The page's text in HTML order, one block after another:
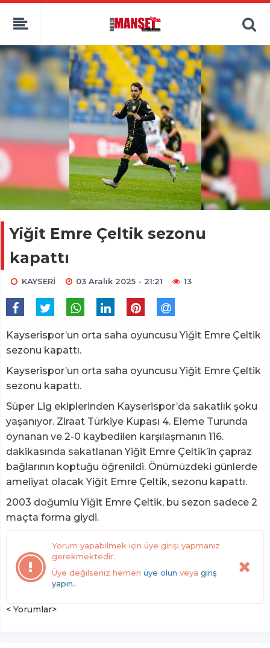
Yiğit Emre Çeltik sezonu
kapattı
KAYSERİ 03 Aralık 2025 - 21:21 13
Kayserispor’un orta saha oyuncusu Yiğit Emre Çeltik
sezonu kapattı.
Kayserispor’un orta saha oyuncusu Yiğit Emre Çeltik
sezonu kapattı.
Süper Lig ekiplerinden Kayserispor’da sakatlık şoku
yaşanıyor. Ziraat Türkiye Kupası 4. Eleme Turunda
oynanan ve 2-0 kaybedilen karşılaşmanın 116.
dakikasında sakatlanan Yiğit Emre Çeltik’in çapraz
bağlarının koptuğu öğrenildi. Önümüzdeki günlerde
ameliyat olacak Yiğit Emre Çeltik, sezonu kapattı.
2003 doğumlu Yiğit Emre Çeltik, bu sezon sadece 2
maçta forma giydi.
Yorum yapabilmek için üye girişi yapmanız
gerekmektedir.
Üye değilseniz hemen üye olun veya giriş
yapın..
< Yorumlar>